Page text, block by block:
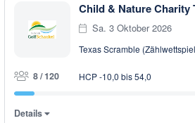
Child & Nature Charity
Sa. 3 Oktober 2026
Texas Scramble
8 / 120 HCP -10,0 bis 54,0
Details